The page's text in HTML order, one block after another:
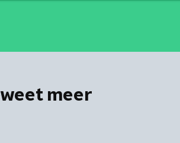
weet meer